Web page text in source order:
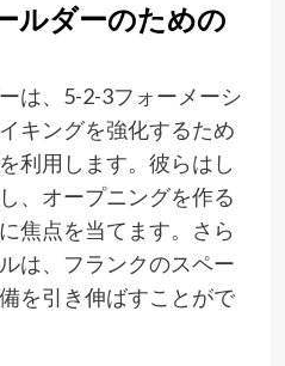
ルダーのための
は、5-2-3フォーメーシ
キングを強化するため
利用します。彼らはし
、オープニングを作る
焦点を当てます。さら
は、フランクのスペー
を引き伸ばすことがで